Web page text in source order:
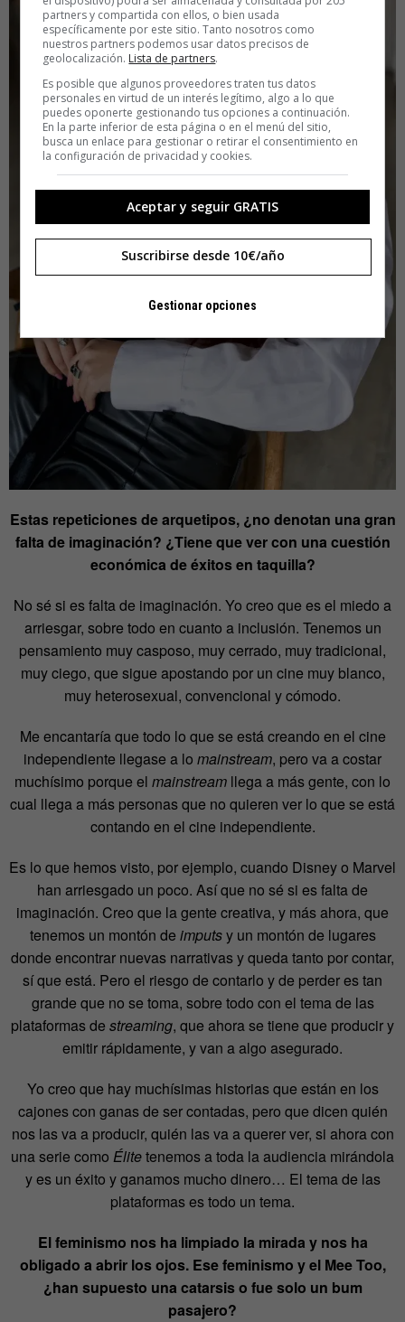
Estas repeticiones de arquetipos, ¿no denotan una gran
falta de imaginación? ¿Tiene que ver con una cuestión
económica de éxitos en taquilla?
No sé si es falta de imaginación. Yo creo que es el miedo a
arriesgar, sobre todo en cuanto a inclusión. Tenemos un
pensamiento muy casposo, muy cerrado, muy tradicional,
muy ciego, que sigue apostando por un cine muy blanco,
muy heterosexual, convencional y cómodo.
Me encantaría que todo lo que se está creando en el cine
independiente llegase a lo mainstream, pero va a costar
muchísimo porque el mainstream llega a más gente, con lo
cual llega a más personas que no quieren ver lo que se está
contando en el cine independiente.
Es lo que hemos visto, por ejemplo, cuando Disney o Marvel
han arriesgado un poco. Así que no sé si es falta de
imaginación. Creo que la gente creativa, y más ahora, que
tenemos un montón de imputsy un montón de lugares
donde encontrar nuevas narrativas y queda tanto por contar,
sí que está. Pero el riesgo de contarlo y de perder es tan
grande que no se toma, sobre todo con el tema de las
plataformas de streaming, que ahora se tiene que producir y
emitir rápidamente, y van a algo asegurado.
Yo creo que hay muchísimas historias que están en los
cajones con ganas de ser contadas, pero que dicen quién
nos las va a producir, quién las va a querer ver, si ahora con
una serie como Élitetenemos a toda la audiencia mirándola
y es un éxito y ganamos mucho dinero… El tema de las
plataformas es todo un tema.
El feminismo nos ha limpiado la mirada y nos ha
obligado a abrir los ojos. Ese feminismo y el Mee Too,
¿han supuesto una catarsis o fue solo un bum
pasajero?
partners y compartida con ellos, o bien usada
específicamente por este sitio. Tanto nosotros como
nuestros partners podemos usar datos precisos de
geolocalización. Lista de partners.
Es posible que algunos proveedores traten tus datos
personales en virtud de un interés legítimo, algo a lo que
puedes oponerte gestionando tus opciones a continuación.
En la parte inferior de esta página o en el menú del sitio,
busca un enlace para gestionar o retirar el consentimiento en
la configuración de privacidad y cookies.
Aceptar y seguir GRATIS
Suscribirse desde 10€/año
Gestionar opciones